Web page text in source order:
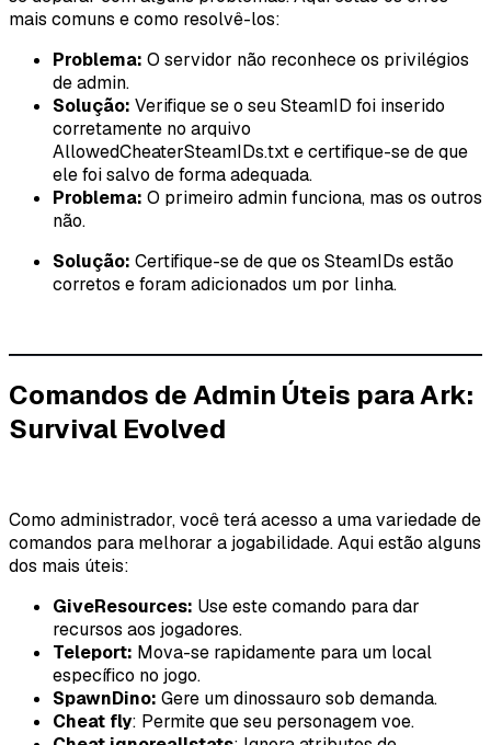
mais comuns e como resolvê-los:
Problema: O servidor não reconhece os privilégios
de admin.
Solução: Verifique se o seu SteamID foi inserido
corretamente no arquivo
AllowedCheaterSteamIDs.txt e certifique-se de que
ele foi salvo de forma adequada.
Problema: O primeiro admin funciona, mas os outros
não.
Solução: Certifique-se de que os SteamIDs estão
corretos e foram adicionados um por linha.
Comandos de Admin Úteis para Ark:
Survival Evolved
Como administrador, você terá acesso a uma variedade de
comandos para melhorar a jogabilidade. Aqui estão alguns
dos mais úteis:
GiveResources: Use este comando para dar
recursos aos jogadores.
Teleport: Mova-se rapidamente para um local
específico no jogo.
SpawnDino: Gere um dinossauro sob demanda.
Cheat fly: Permite que seu personagem voe.